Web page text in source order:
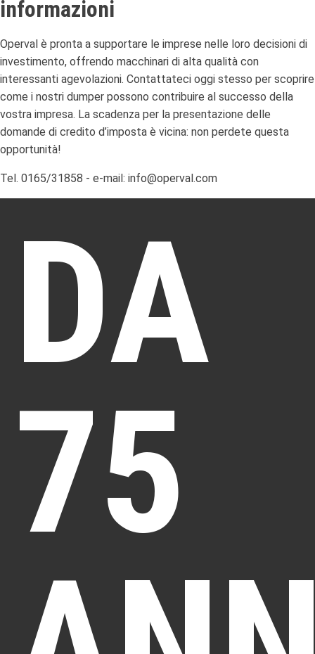
informazioni
Operval è pronta a supportare le imprese nelle loro decisioni di
investimento, offrendo macchinari di alta qualità con
interessanti agevolazioni. Contattateci oggi stesso per scoprire
come i nostri dumper possono contribuire al successo della
vostra impresa. La scadenza per la presentazione delle
domande di credito d’imposta è vicina: non perdete questa
opportunità!
Tel. 0165/31858 - e-mail: info@operval.com
DA
75